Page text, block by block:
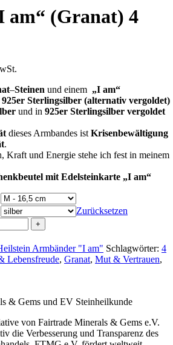
am“ (Granat) 4
–Steinen und einem „I am“
Sterlingsilber (alternativ vergoldet)
und in 925er Sterlingsilber vergoldet
dieses Armbandes ist Krisenbewältigung
.
Kraft und Energie stehe ich fest in meinem
mit Edelsteinkarte „I am“
Zurücksetzen
+
Armbänder "I am" Schlagwörter: 4
Lebensfreude, Granat, Mut & Vertrauen,
& Gems und EV Steinheilkunde
von Fairtrade Minerals & Gems e.V.
die Verbesserung und Transparenz des